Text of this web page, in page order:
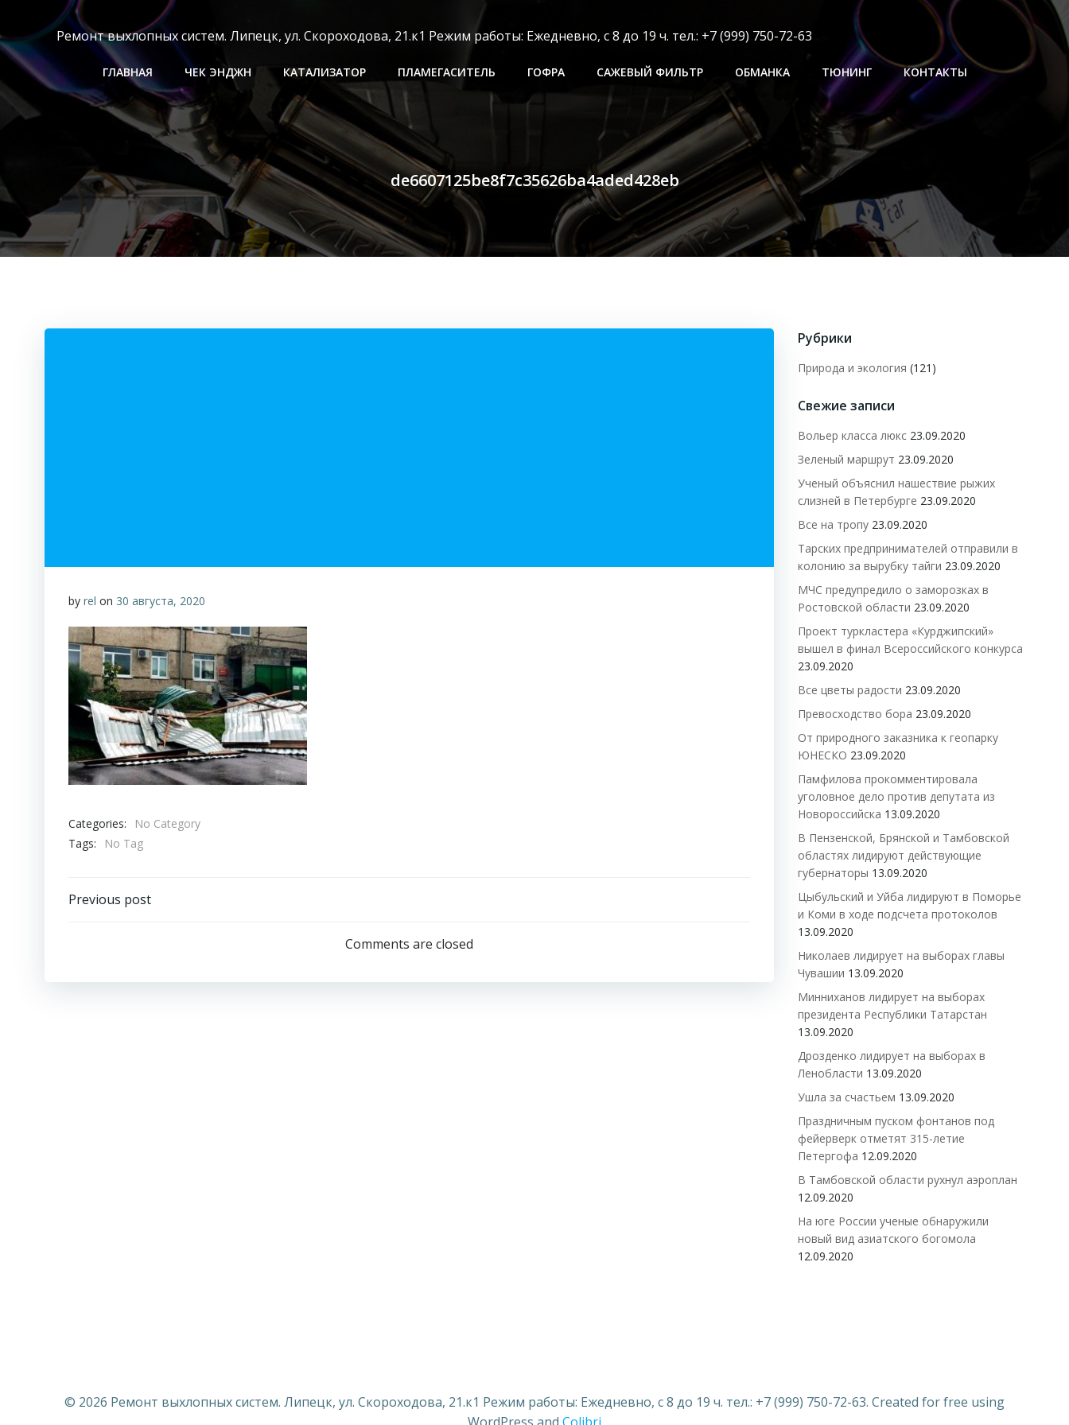
содержимому
Ремонт выхлопных систем. Липецк, ул. Скороходова, 21.к1 Режим работы: Ежедневно, с 8 до 19 ч. тел.: +7 (999) 750-72-63
ГЛАВНАЯ ЧЕК ЭНДЖН КАТАЛИЗАТОР ПЛАМЕГАСИТЕЛЬ ГОФРА САЖЕВЫЙ ФИЛЬТР ОБМАНКА ТЮНИНГ КОНТАКТЫ
de6607125be8f7c35626ba4aded428eb
by rel on 30 августа, 2020
Categories:
No Category
Tags:
No Tag
Навигация
записям
Previous post
Comments are closed
Рубрики
Природа и экология (121)
Свежие записи
Вольер класса люкс 23.09.2020
Зеленый маршрут 23.09.2020
Ученый объяснил нашествие рыжих
слизней в Петербурге 23.09.2020
Все на тропу 23.09.2020
Тарских предпринимателей отправили в
колонию за вырубку тайги 23.09.2020
МЧС предупредило о заморозках в
Ростовской области 23.09.2020
Проект туркластера «Курджипский»
вышел в финал Всероссийского конкурса
23.09.2020
Все цветы радости 23.09.2020
Превосходство бора 23.09.2020
От природного заказника к геопарку
ЮНЕСКО 23.09.2020
Памфилова прокомментировала
уголовное дело против депутата из
Новороссийска 13.09.2020
В Пензенской, Брянской и Тамбовской
областях лидируют действующие
губернаторы 13.09.2020
Цыбульский и Уйба лидируют в Поморье
и Коми в ходе подсчета протоколов
13.09.2020
Николаев лидирует на выборах главы
Чувашии 13.09.2020
Минниханов лидирует на выборах
президента Республики Татарстан
13.09.2020
Дрозденко лидирует на выборах в
Ленобласти 13.09.2020
Ушла за счастьем 13.09.2020
Праздничным пуском фонтанов под
фейерверк отметят 315-летие
Петергофа 12.09.2020
В Тамбовской области рухнул аэроплан
12.09.2020
На юге России ученые обнаружили
новый вид азиатского богомола
12.09.2020
© 2026 Ремонт выхлопных систем. Липецк, ул. Скороходова, 21.к1 Режим работы: Ежедневно, с 8 до 19 ч. тел.: +7 (999) 750-72-63. Created for free using